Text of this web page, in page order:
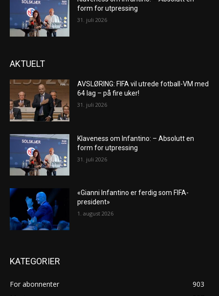
form for utpressing
31. juli 2026
AKTUELT
AVSLØRING: FIFA vil utrede fotball-VM med
64 lag – på fire uker!
31. juli 2026
Klaveness om Infantino: – Absolutt en
form for utpressing
31. juli 2026
«Gianni Infantino er ferdig som FIFA-
president»
1. august 2026
KATEGORIER
For abonnenter
903